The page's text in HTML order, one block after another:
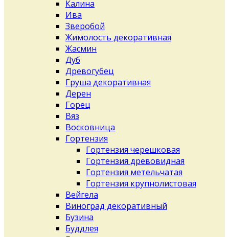
Калина
Ива
Зверобой
Жимолость декоративная
Жасмин
Дуб
Древогубец
Груша декоративная
Дерен
Горец
Вяз
Восковница
Гортензия
Гортензия черешковая
Гортензия древовидная
Гортензия метельчатая
Гортензия крупнолистовая
Вейгела
Виноград декоративный
Бузина
Буддлея